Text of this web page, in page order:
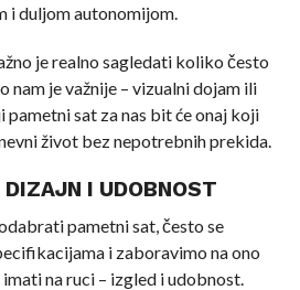
i duljom autonomijom.
je realno sagledati koliko često
nam je važnije – vizualni dojam ili
sat za nas bit će onaj koji
život bez nepotrebnih prekida.
I UDOBNOST
pametni sat, često se
i zaboravimo na ono
na ruci – izgled i udobnost.